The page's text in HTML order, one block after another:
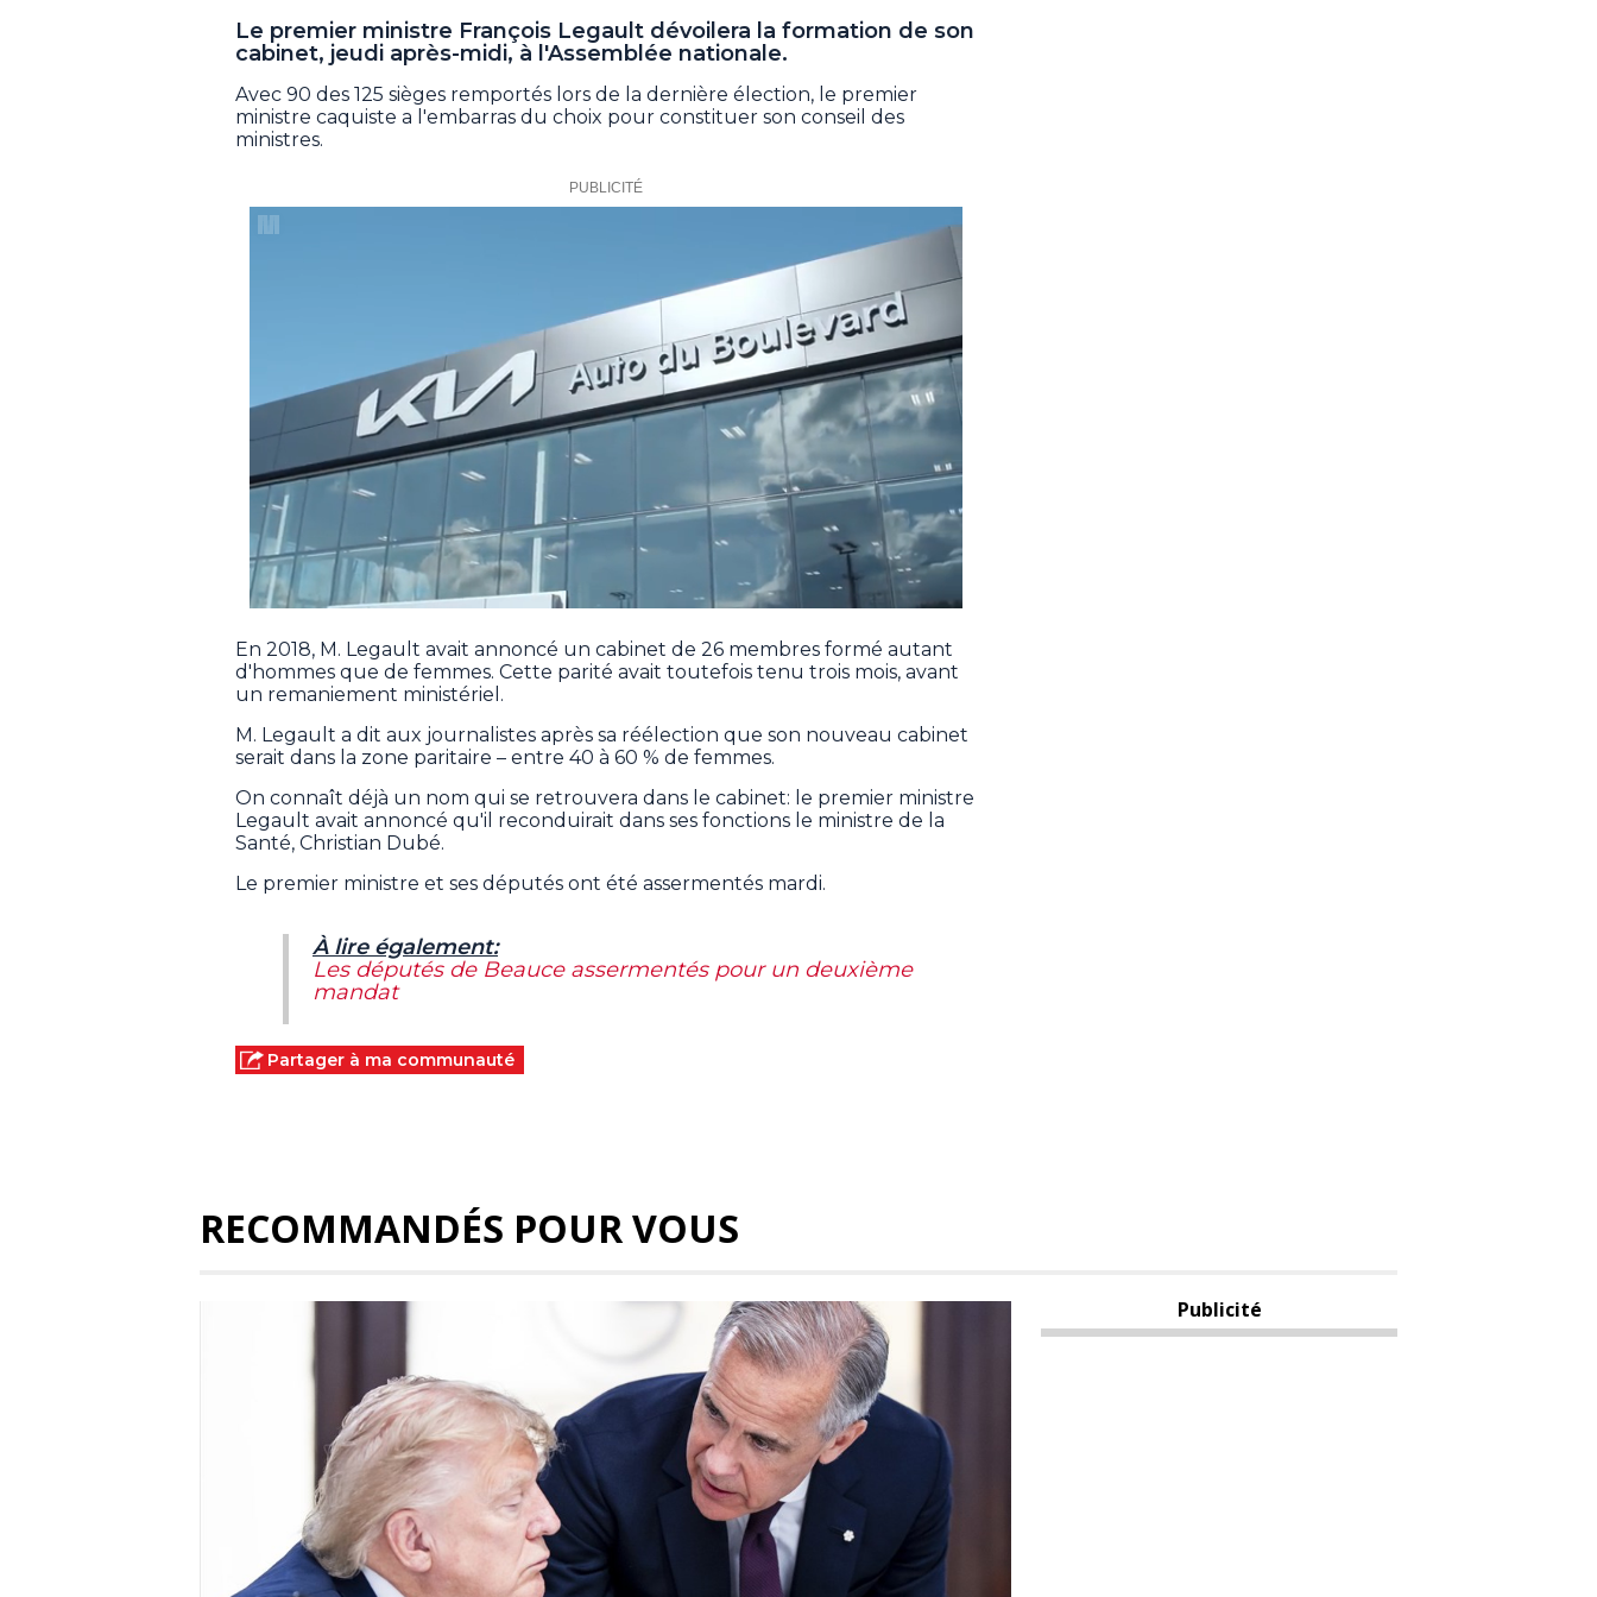
Le premier ministre François Legault dévoilera la formation de son
cabinet, jeudi après-midi, à l'Assemblée nationale.
Avec 90 des 125 sièges remportés lors de la dernière élection, le premier
ministre caquiste a l'embarras du choix pour constituer son conseil des
ministres.
En 2018, M. Legault avait annoncé un cabinet de 26 membres formé autant
d'hommes que de femmes. Cette parité avait toutefois tenu trois mois, avant
un remaniement ministériel.
M. Legault a dit aux journalistes après sa réélection que son nouveau cabinet
serait dans la zone paritaire – entre 40 à 60 % de femmes.
On connaît déjà un nom qui se retrouvera dans le cabinet: le premier ministre
Legault avait annoncé qu'il reconduirait dans ses fonctions le ministre de la
Santé, Christian Dubé.
Le premier ministre et ses députés ont été assermentés mardi.
À lire également:
Les députés de Beauce assermentés pour un deuxième
mandat
Partager à ma communauté
RECOMMANDÉS POUR VOUS
Publicité